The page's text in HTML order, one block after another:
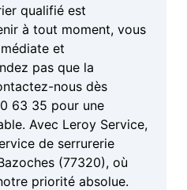
qualifié est
à tout moment, vous
et
pas que la
nous dès
63 35 pour une
Avec Leroy Service,
de serrurerie
(77320), où
priorité absolue.